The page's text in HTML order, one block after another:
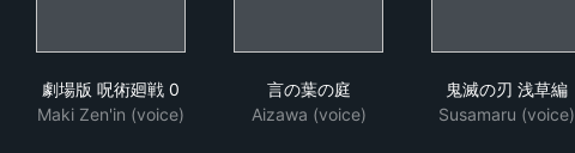
劇場版 呪術廻戦 0
Maki Zen'in (voice)
言の葉の庭
Aizawa (voice)
鬼滅の刃 浅草編
Susamaru (voice)